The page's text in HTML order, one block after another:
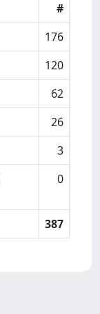
#
176
120
62
26
3
0
387